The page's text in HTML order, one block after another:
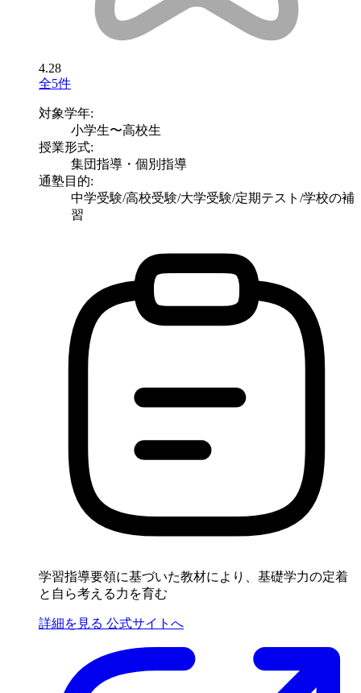
4.28
全5件
対象学年:
小学生〜高校生
授業形式:
集団指導・個別指導
通塾目的:
中学受験/高校受験/大学受験/定期テスト/学校の補
習
学習指導要領に基づいた教材により、基礎学力の定着
と自ら考える力を育む
詳細を見る 公式サイトへ